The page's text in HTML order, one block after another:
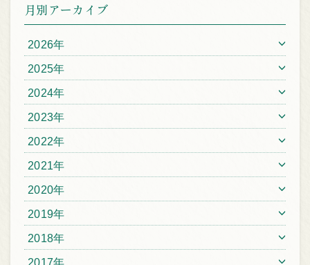
月別アーカイブ
2026年
2025年
2024年
2023年
2022年
2021年
2020年
2019年
2018年